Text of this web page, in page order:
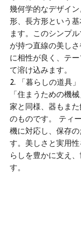
幾何学的なデザイ
形、長方形という
ます。このシンプ
が持つ直線の美し
に相性が良く、テ
て溶け込みます。
2. 「暮らしの道具
「住まうための機
家と同様、器もま
のものです。 ティ
機に対応し、保存
す。美しさと実用
らしを豊かに支え
す。